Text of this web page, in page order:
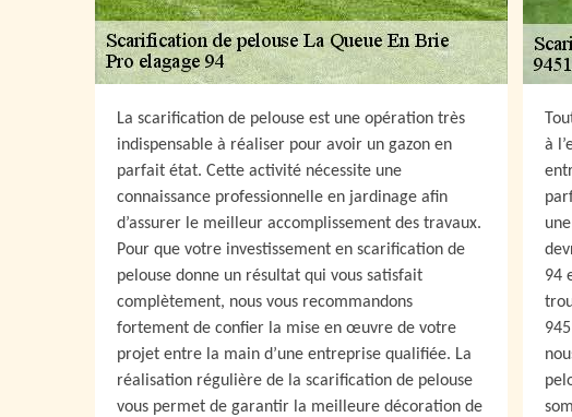
La scarification de pelouse est une opération très
indispensable à réaliser pour avoir un gazon en
parfait état. Cette activité nécessite une
connaissance professionnelle en jardinage afin
d’assurer le meilleur accomplissement des travaux.
Pour que votre investissement en scarification de
pelouse donne un résultat qui vous satisfait
complètement, nous vous recommandons
fortement de confier la mise en œuvre de votre
projet entre la main d’une entreprise qualifiée. La
réalisation régulière de la scarification de pelouse
vous permet de garantir la meilleure décoration de
à
94